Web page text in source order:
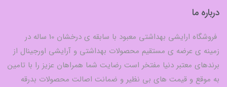
درباره ما
فروشگاه ارایشی بهداشتی معبود با سابقه ی درخشان 10 ساله در
زمینه ی عرضه ی مستقیم محصولات بهداشتی و آرایشی اورجینال از
برندهای معتبر دنیا مفتخر است رضایت شما همراهان عزیز را با تامین
به موقع و قیمت های بی نظیر و ضمانت اصالت محصولات بدرقه